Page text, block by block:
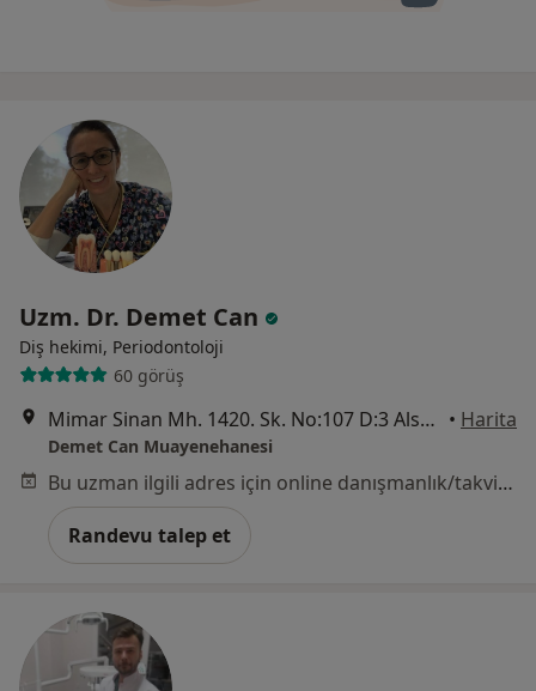
Uzm. Dr. Demet Can
Diş hekimi, Periodontoloji
60 görüş
Mimar Sinan Mh. 1420. Sk. No:107 D:3 Alsancak, İzmir • Harita
Demet Can Muayenehanesi
Bu uzman ilgili adres için online danışmanlık/takvim sunmuyor.
Randevu talep et